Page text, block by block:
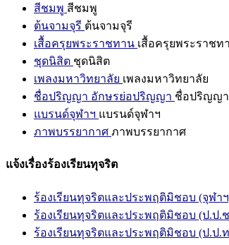
สีชมพู สีชมพู
ต้นจามจุรี ต้นจามจุรี
เสื้อครุยพระราชทาน เสื้อครุยพระราชท
ชุดนิสิต ชุดนิสิต
เพลงมหาวิทยาลัย เพลงมหาวิทยาลัย
ชื่อปริญญา อักษรย่อปริญญา ชื่อปริญญ
แบรนด์จุฬาฯ แบรนด์จุฬาฯ
ภาพบรรยากาศ ภาพบรรยากาศ
แจ้งเรื่องร้องเรียนทุจริต
ร้องเรียนทุจริตและประพฤติมิชอบ (จุฬา
ร้องเรียนทุจริตและประพฤติมิชอบ (ป.ป.
ร้องเรียนทุจริตและประพฤติมิชอบ (ป.ป.